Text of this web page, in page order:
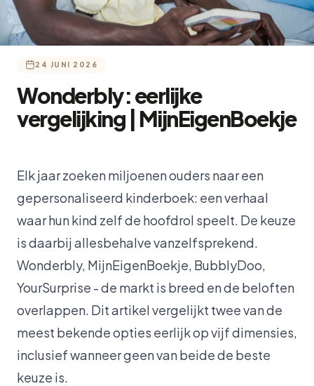
24 JUNI 2026
Wonderbly: eerlijke
vergelijking | MijnEigenBoekje
Elk jaar zoeken miljoenen ouders naar een
gepersonaliseerd kinderboek: een verhaal
waar hun kind zelf de hoofdrol speelt. De keuze
is daarbij allesbehalve vanzelfsprekend.
Wonderbly, MijnEigenBoekje, BubblyDoo,
YourSurprise - de markt is breed en de beloften
overlappen. Dit artikel vergelijkt twee van de
meest bekende opties eerlijk op vijf dimensies,
inclusief wanneer geen van beide de beste
keuze is.